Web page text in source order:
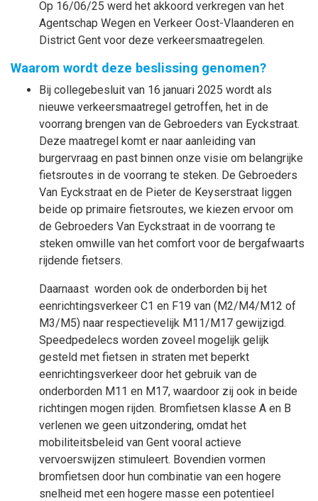
Op 16/06/25 werd het akkoord verkregen van het
Agentschap Wegen en Verkeer Oost-Vlaanderen en
District Gent voor deze verkeersmaatregelen.
Waarom wordt deze beslissing genomen?
Bij collegebesluit van 16 januari 2025 wordt als
nieuwe verkeersmaatregel getroffen, het in de
voorrang brengen van de Gebroeders van Eyckstraat.
Deze maatregel komt er naar aanleiding van
burgervraag en past binnen onze visie om belangrijke
fietsroutes in de voorrang te steken. De Gebroeders
Van Eyckstraat en de Pieter de Keyserstraat liggen
beide op primaire fietsroutes, we kiezen ervoor om
de Gebroeders Van Eyckstraat in de voorrang te
steken omwille van het comfort voor de bergafwaarts
rijdende fietsers.
Daarnaast worden ook de onderborden bij het
eenrichtingsverkeer C1 en F19 van (M2/M4/M12 of
M3/M5) naar respectievelijk M11/M17 gewijzigd.
Speedpedelecs worden zoveel mogelijk gelijk
gesteld met fietsen in straten met beperkt
eenrichtingsverkeer door het gebruik van de
onderborden M11 en M17, waardoor zij ook in beide
richtingen mogen rijden. Bromfietsen klasse A en B
verlenen we geen uitzondering, omdat het
mobiliteitsbeleid van Gent vooral actieve
vervoerswijzen stimuleert. Bovendien vormen
bromfietsen door hun combinatie van een hogere
snelheid met een hogere masse een potentieel